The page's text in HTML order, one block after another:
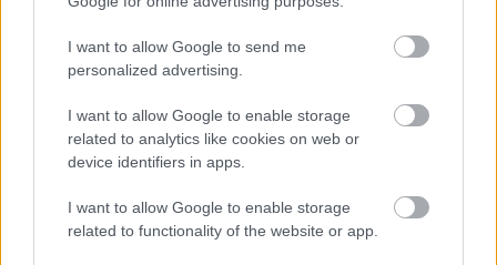
I want to allow Google to send me
personalized advertising.
I want to allow Google to enable storage
related to analytics like cookies on web or
device identifiers in apps.
I want to allow Google to enable storage
related to functionality of the website or app.
18 éve
Azt hiszem V&F-t nem kell megvédenem, majd jól
megmondja ő, hogy "miért". :-)
Én inkább, elmesélem, hogy ÉN mit értettem ki a